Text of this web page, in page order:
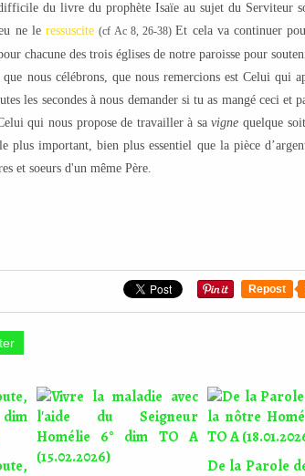
du livre du prophète Isaïe au sujet du Serviteur
ne le ressuscite(cf Ac 8, 26-38)Et cela va continuer
chacune des trois églises de notre paroisse pour
nous célébrons, que nous remercions est Celui qui
les secondes à nous demander si tu as mangé ceci et
qui nous propose de travailler à savigne quelque
plus important, bien plus essentiel que la pièce
et soeurs d'un même Père.
Repost
De la Parole